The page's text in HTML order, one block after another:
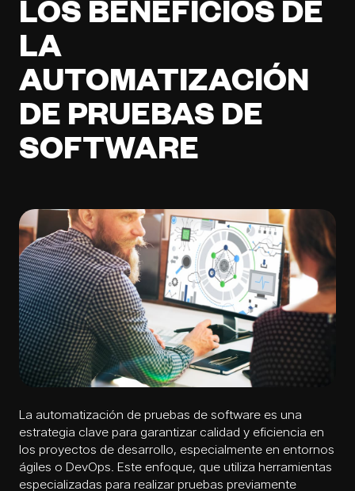
LOS BENEFICIOS DE
LA
AUTOMATIZACIÓN
DE PRUEBAS DE
SOFTWARE
La automatización de pruebas de software es una
estrategia clave para garantizar calidad y eficiencia en
los proyectos de desarrollo, especialmente en entornos
ágiles o DevOps. Este enfoque, que utiliza herramientas
especializadas para realizar pruebas previamente